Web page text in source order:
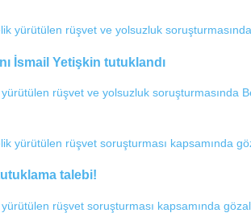
İsmail Yetişkin tutuklandı
rüşvet ve yolsuzluk soruşturmasında
talebi!
rüşvet soruşturması kapsamında